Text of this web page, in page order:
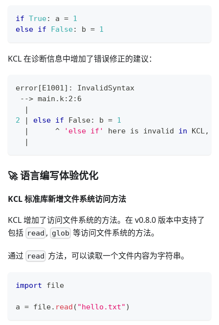
if True: a = 1
else if False: b = 1
KCL 在诊断信息中增加了错误修正的建议：
error[E1001] : InvalidSyntax
--> main.k:2:6
|
2
| else if False: b = 1
|
      ^
'else if' here is invalid in KCL,
|
🚀 语言编写体验优化
KCL 标准库新增文件系统访问方法
KCL 增加了访问文件系统的方法。在 v0.8.0 版本中支持了
包括 read , glob 等访问文件系统的方法。
通过 read 方法，可以读取一个文件内容为字符串。
import file
a = file. read ( "hello.txt" )